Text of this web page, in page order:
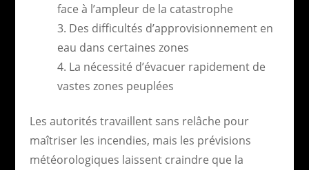
face à l’ampleur de la catastrophe
Des difficultés d’approvisionnement en
eau dans certaines zones
La nécessité d’évacuer rapidement de
vastes zones peuplées
Les autorités travaillent sans relâche pour
maîtriser les incendies, mais les prévisions
météorologiques laissent craindre que la